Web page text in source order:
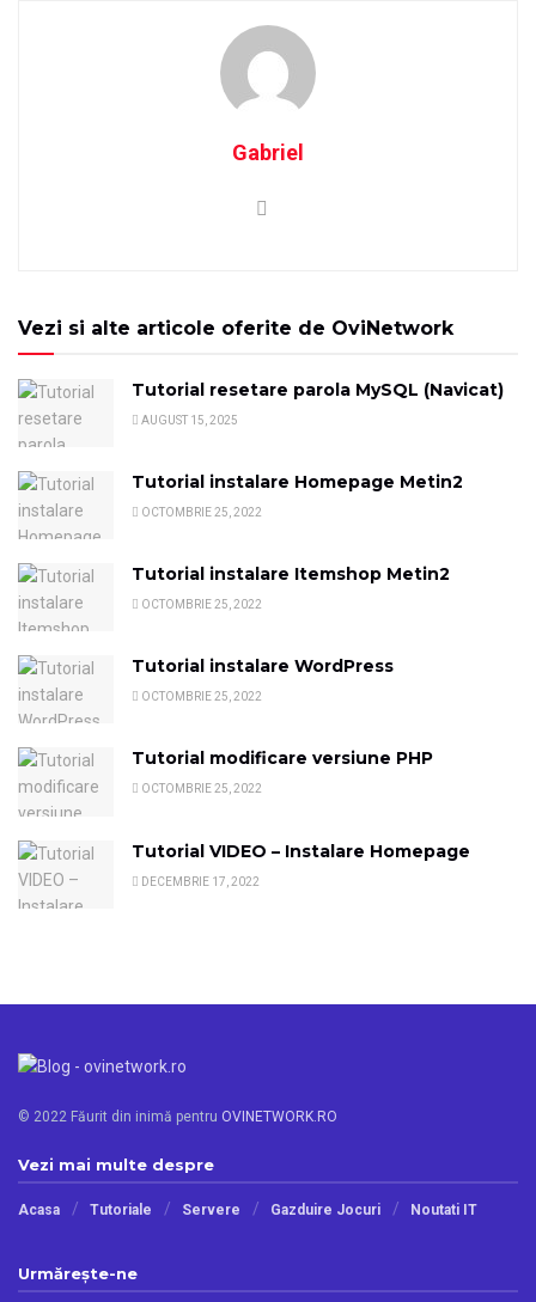
Gabriel
Vezi si alte articole oferite de OviNetwork
Tutorial resetare parola MySQL (Navicat)
AUGUST 15, 2025
Tutorial instalare Homepage Metin2
OCTOMBRIE 25, 2022
Tutorial instalare Itemshop Metin2
OCTOMBRIE 25, 2022
Tutorial instalare WordPress
OCTOMBRIE 25, 2022
Tutorial modificare versiune PHP
OCTOMBRIE 25, 2022
Tutorial VIDEO – Instalare Homepage
DECEMBRIE 17, 2022
© 2022 Făurit din inimă pentru OVINETWORK.RO
Vezi mai multe despre
Acasa Tutoriale Servere Gazduire Jocuri Noutati IT
Urmărește-ne